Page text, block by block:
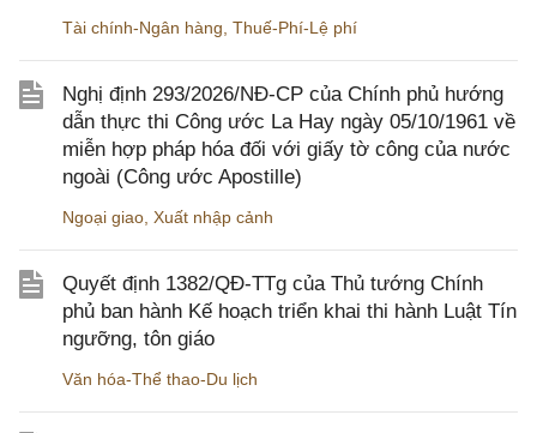
Tài chính-Ngân hàng Thuế-Phí-Lệ phí
Nghị định 293/2026/NĐ-CP của Chính phủ hướng
dẫn thực thi Công ước La Hay ngày 05/10/1961 về
miễn hợp pháp hóa đối với giấy tờ công của nước
ngoài (Công ước Apostille)
Ngoại giao Xuất nhập cảnh
Quyết định 1382/QĐ-TTg của Thủ tướng Chính
phủ ban hành Kế hoạch triển khai thi hành Luật Tín
ngưỡng, tôn giáo
Văn hóa-Thể thao-Du lịch